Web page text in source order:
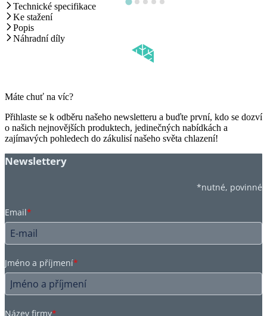
Technické specifikace
Ke stažení
Popis
Náhradní díly
Máte chuť na víc?
Přihlaste se k odběru našeho newsletteru a buďte první, kdo se dozví
o našich nejnovějších produktech, jedinečných nabídkách a
zajímavých pohledech do zákulisí našeho světa chlazení!
Newslettery
*nutné, povinné
Email*
Jméno a příjmení*
Název firmy*